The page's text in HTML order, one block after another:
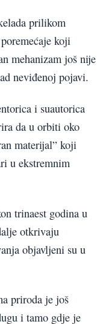
prilikom
koji
mehanizam još nije
neviđenoj pojavi.
i suautorica
da u orbiti oko
materijal” koji
u ekstremnim
trinaest godina u
otkrivaju
objavljeni su u
priroda je još
i tamo gdje je